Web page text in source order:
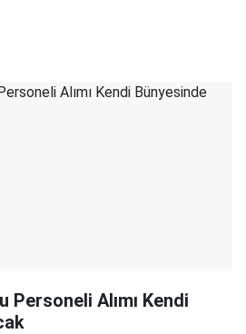
Personeli Alımı Kendi